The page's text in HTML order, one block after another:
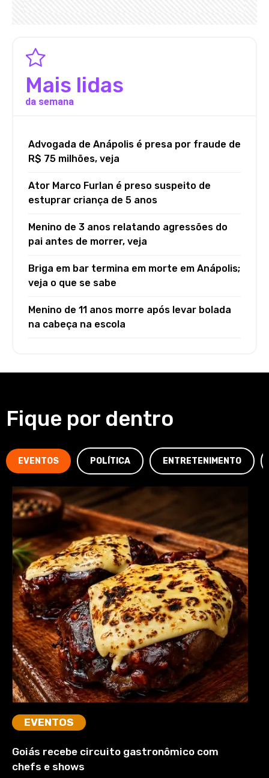
Mais lidas
da semana
Advogada de Anápolis é presa por fraude de
R$ 75 milhões, veja
Ator Marco Furlan é preso suspeito de
estuprar criança de 5 anos
Menino de 3 anos relatando agressões do
pai antes de morrer, veja
Briga em bar termina em morte em Anápolis;
veja o que se sabe
Menino de 11 anos morre após levar bolada
na cabeça na escola
Fique por dentro
EVENTOS POLÍTICA ENTRETENIMENTO
EVENTOS
Goiás recebe circuito gastronômico com
chefs e shows